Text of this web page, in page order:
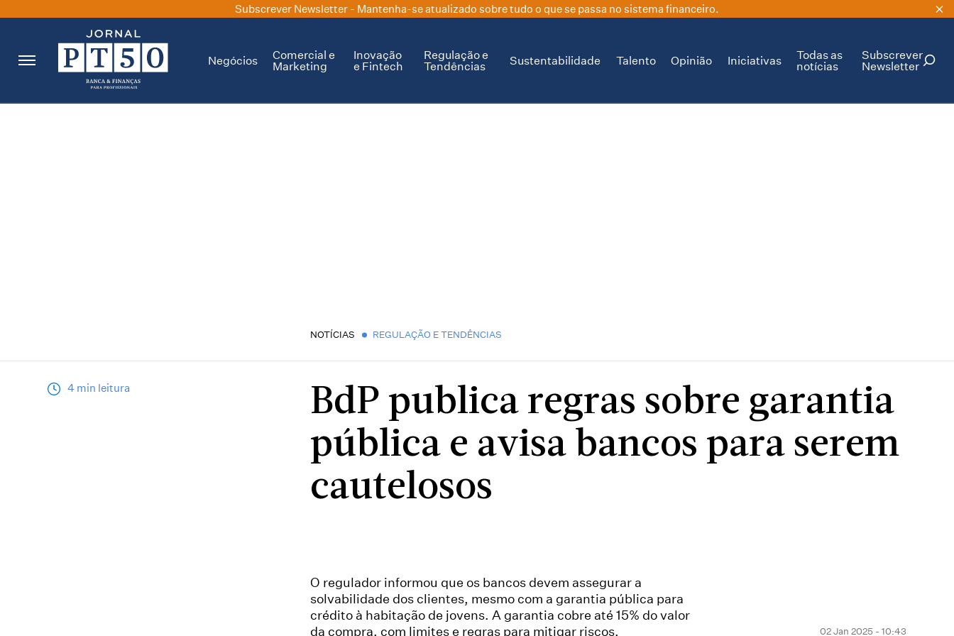
Subscrever Newsletter - Mantenha-se atualizado sobre tudo o que se passa no sistema financeiro.
Negócios
Comercial e
Marketing
Inovação
e Fintech
Regulação e
Tendências
Sustentabilidade Talento Opinião Iniciativas
Todas as
notícias
Subscrever
Newsletter
NOTÍCIAS REGULAÇÃO E TENDÊNCIAS
4 min leitura
BdP publica regras sobre garantia
pública e avisa bancos para serem
cautelosos
O regulador informou que os bancos devem assegurar a
solvabilidade dos clientes, mesmo com a garantia pública para
crédito à habitação de jovens. A garantia cobre até 15% do valor
da compra, com limites e regras para mitigar riscos.
02 Jan 2025 - 10:43